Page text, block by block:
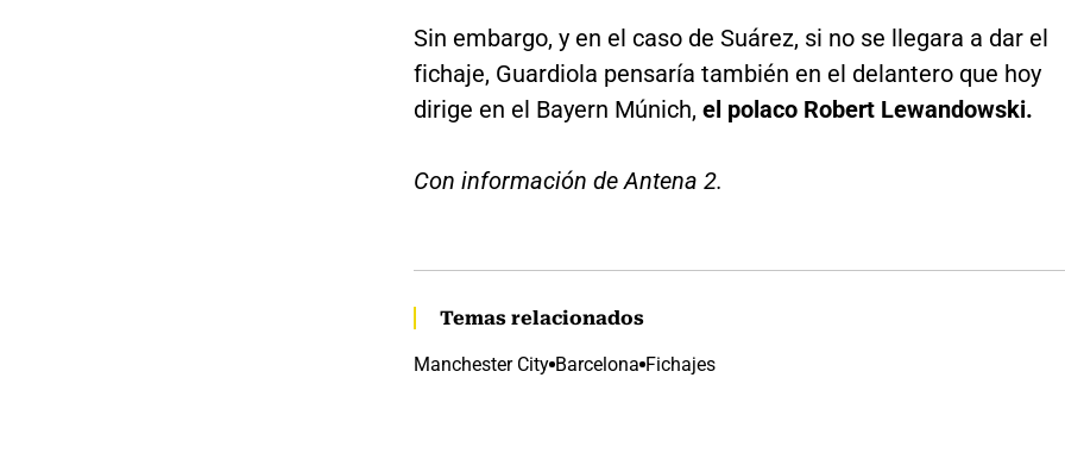
Sin embargo, y en el caso de Suárez, si no se llegara a dar el
fichaje, Guardiola pensaría también en el delantero que hoy
dirige en el Bayern Múnich, el polaco Robert Lewandowski.
Con información de Antena 2.
Temas relacionados
Manchester City Barcelona Fichajes